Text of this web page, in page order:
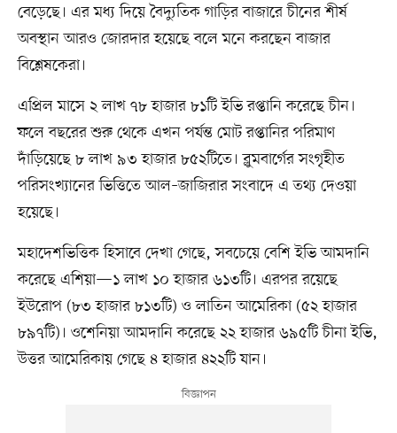
বেড়েছে। এর মধ্য দিয়ে বৈদ্যুতিক গাড়ির বাজারে চীনের শীর্ষ
অবস্থান আরও জোরদার হয়েছে বলে মনে করছেন বাজার
বিশ্লেষকেরা।
এপ্রিল মাসে ২ লাখ ৭৮ হাজার ৮১টি ইভি রপ্তানি করেছে চীন।
ফলে বছরের শুরু থেকে এখন পর্যন্ত মোট রপ্তানির পরিমাণ
দাঁড়িয়েছে ৮ লাখ ৯৩ হাজার ৮৫২টিতে। ব্লুমবার্গের সংগৃহীত
পরিসংখ্যানের ভিত্তিতে আল–জাজিরার সংবাদে এ তথ্য দেওয়া
হয়েছে।
মহাদেশভিত্তিক হিসাবে দেখা গেছে, সবচেয়ে বেশি ইভি আমদানি
করেছে এশিয়া—১ লাখ ১০ হাজার ৬১৩টি। এরপর রয়েছে
ইউরোপ (৮৩ হাজার ৮১৩টি) ও লাতিন আমেরিকা (৫২ হাজার
৮৯৭টি)। ওশেনিয়া আমদানি করেছে ২২ হাজার ৬৯৫টি চীনা ইভি,
উত্তর আমেরিকায় গেছে ৪ হাজার ৪২২টি যান।